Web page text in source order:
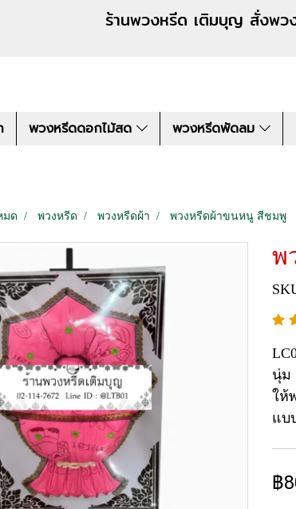
ติมบุญ สั่งพวงหรีดด่ว
พวงหรีดดอกไม้สด พวงหรีดพัดลม
มด พวงหรีด พวงหรีดผ้า พวงหรีดผ้าขนหนู สีชมพู
พ
นุ่ม
ให้
แบ
฿